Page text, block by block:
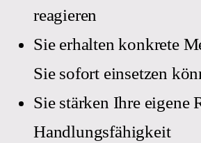
reagieren
Sie erhalten konkrete
Sie sofort einsetzen
Sie stärken Ihre eigene
Handlungsfähigkeit